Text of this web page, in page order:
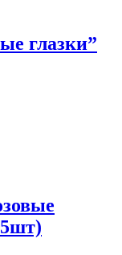
глазки”